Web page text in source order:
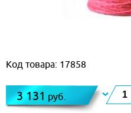
Код товара: 17858
3 131 руб.